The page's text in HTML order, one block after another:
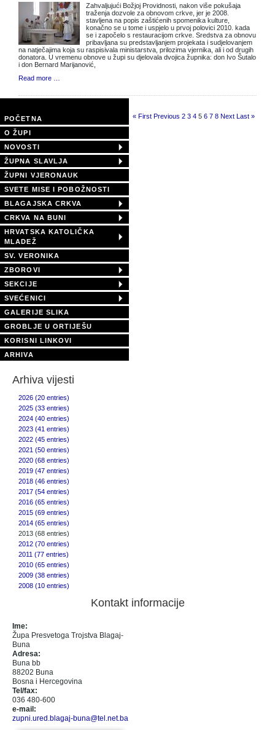
Zahvaljujući Božjoj Providnosti, nakon više pokušaja
traženja dozvole za obnovom crkve, jer je 2008.
stavljena na popis zaštićenih spomenika kulture,
konačno se u tome i uspjelo u prvoj polovici 2010. kada
se i započelo s restauracijom crkve. Sredstva za obnovu
pribavljana su predstavljanjem projekata i sudjelovanjem
na natječajima koja su raspisivala ministarstva, prilozima vjernika, ali i od drugih
donatora. U vremenu obnove u župi su djelovala dvojica župnika: don Ivo Šutalo
i don Bernard Marijanović,
Read more …
« First Previous 2 3 4 5 6 7 8 Next Last »
POČETNA
O ŽUPI
NOVOSTI
ŽUPNA SLAVLJA
ŽUPNI VJERONAUK
SVETE MISE I POBOŽNOSTI
BLAGAJSKA CRKVA
CRKVA NA BUNI
HRVATSKA KATOLIČKA
MLADEŽ
SV. VERONIKA
ZBOROVI
SEKCIJE
SVEĆENICI
GALERIJE SLIKA
GROBLJE U ORTIJEŠU
KORISNI LINKOVI
ARHIVA
Arhiva vijesti
2026 (20 entries)
2025 (33 entries)
2024 (40 entries)
2023 (41 entries)
2022 (45 entries)
2021 (50 entries)
2020 (68 entries)
2019 (47 entries)
2018 (46 entries)
2017 (54 entries)
2016 (65 entries)
2015 (69 entries)
2014 (65 entries)
2013 (68 entries)
2012 (70 entries)
2011 (77 entries)
2010 (65 entries)
2009 (38 entries)
2008 (10 entries)
Kontakt informacije
Ime:
Župa Presvetoga Trojstva Blagaj-
Buna
Adresa:
Buna bb
88202 Buna
Bosna i Hercegovina
Tel/fax:
036 480-600
e-mail:
zupni.ured.blagaj-buna@tel.net.ba